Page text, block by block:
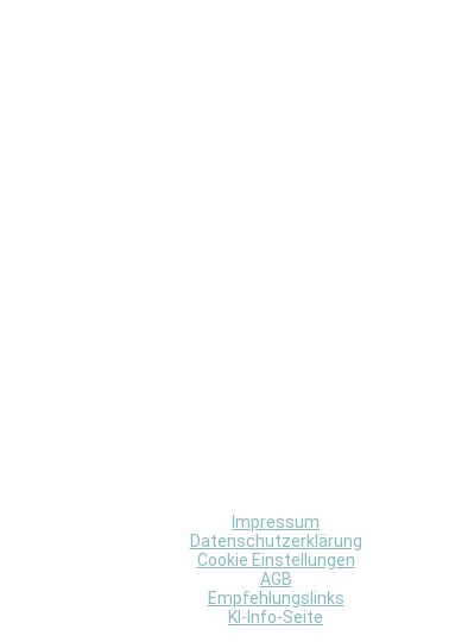
Impressum
Datenschutzerklärung
Cookie Einstellungen
AGB
Empfehlungslinks
KI-Info-Seite